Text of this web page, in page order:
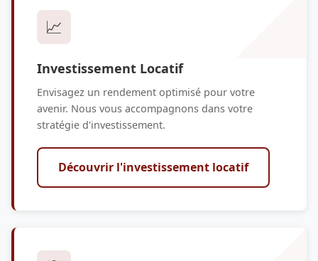
📈
Investissement Locatif
Envisagez un rendement optimisé pour votre
avenir. Nous vous accompagnons dans votre
stratégie d'investissement.
Découvrir l'investissement locatif